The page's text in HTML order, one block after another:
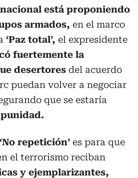
está proponiendo
armados, en el marco
‘Paz total’, el expresidente
fuertemente la
desertores del acuerdo
puedan volver a negociar
que se estaría
repetición’ es para que
el terrorismo reciban
y ejemplarizantes,